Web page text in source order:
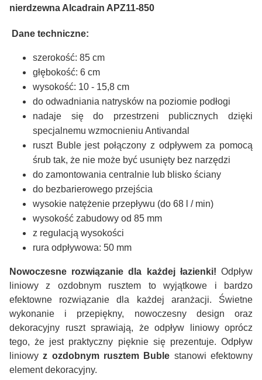
nierdzewna Alcadrain APZ11-850
Dane techniczne:
szerokość: 85 cm
głębokość: 6 cm
wysokość: 10 - 15,8 cm
do odwadniania natrysków na poziomie podłogi
nadaje się do przestrzeni publicznych dzięki
specjalnemu wzmocnieniu Antivandal
ruszt Buble jest połączony z odpływem za pomocą
śrub tak, że nie może być usunięty bez narzędzi
do zamontowania centralnie lub blisko ściany
do bezbarierowego przejścia
wysokie natężenie przepływu (do 68 l / min)
wysokość zabudowy od 85 mm
z regulacją wysokości
rura odpływowa: 50 mm
Nowoczesne rozwiązanie dla każdej łazienki! Odpływ
liniowy z ozdobnym rusztem to wyjątkowe i bardzo
efektowne rozwiązanie dla każdej aranżacji. Świetne
wykonanie i przepiękny, nowoczesny design oraz
dekoracyjny ruszt sprawiają, że odpływ liniowy oprócz
tego, że jest praktyczny pięknie się prezentuje. Odpływ
liniowyz ozdobnym rusztem Buble stanowi efektowny
element dekoracyjny.